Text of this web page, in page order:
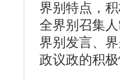
界别特点，
全界别召集
界别发言、
政议政的积